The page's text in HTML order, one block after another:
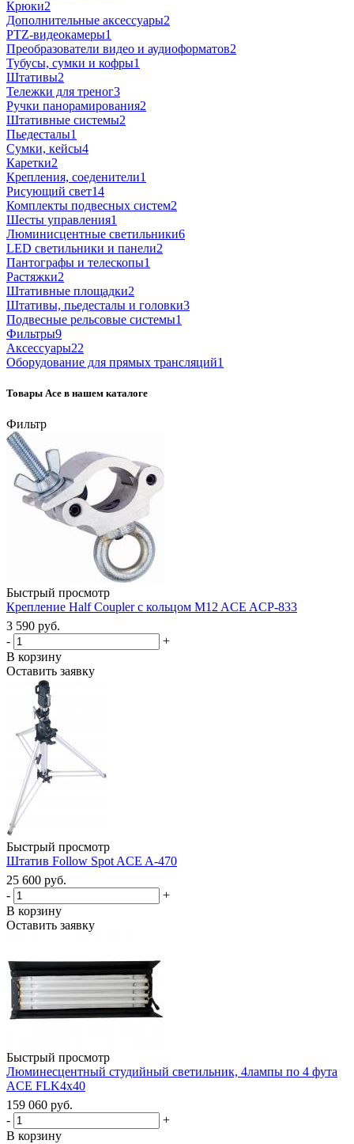
Крюки2
Дополнительные аксессуары2
PTZ-видеокамеры1
Преобразователи видео и аудиоформатов2
Тубусы, сумки и кофры1
Штативы2
Тележки для треног3
Ручки панорамирования2
Штативные системы2
Пьедесталы1
Сумки, кейсы4
Каретки2
Крепления, соеденители1
Рисующий свет14
Комплекты подвесных систем2
Шесты управления1
Люминисцентные светильники6
LED светильники и панели2
Пантографы и телескопы1
Растяжки2
Штативные площадки2
Штативы, пьедесталы и головки3
Подвесные рельсовые системы1
Фильтры9
Аксессуары22
Оборудование для прямых трансляций1
Товары Ace в нашем каталоге
Фильтр
Быстрый просмотр
Крепление Half Coupler с кольцом M12 ACE ACP-833
3 590 руб.
-
+
В корзину
Оставить заявку
Быстрый просмотр
Штатив Follow Spot ACE A-470
25 600 руб.
-
+
В корзину
Оставить заявку
Быстрый просмотр
Люминесцентный студийный светильник, 4лампы по 4 фута
ACE FLK4x40
159 060 руб.
-
+
В корзину